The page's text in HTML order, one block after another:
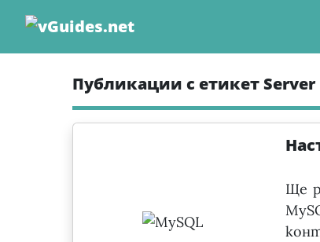
content
Публикации с етикет Server
Ще